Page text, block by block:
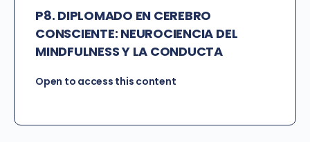
P8. DIPLOMADO EN CEREBRO
CONSCIENTE: NEUROCIENCIA DEL
MINDFULNESS Y LA CONDUCTA
Open to access this content